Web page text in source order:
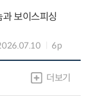
보이스피싱
6p
더보기